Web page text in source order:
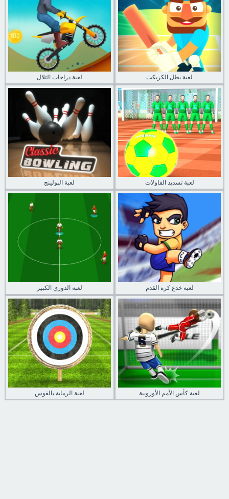
لعبة دراجات التلال لعبة بطل الكريكت
لعبة البولينج لعبة تسديد الفاولات
لعبة الدوري الكبير لعبة خدع كرة القدم
لعبة الرماية بالقوس لعبة كأس الأمم الأوروبية